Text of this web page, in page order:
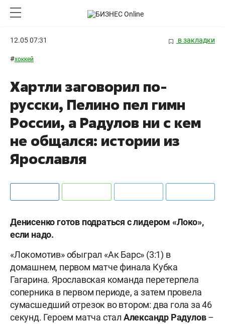
12.05 07:31 в закладки
#хоккей
Хартли заговорил по-
русски, Пелино пел гимн
России, а Радулов ни с кем
не общался: истории из
Ярославля
Денисенко готов подраться с лидером «Локо»,
если надо.
«Локомотив» обыграл «Ак Барс» (3:1) в
домашнем, первом матче финала Кубка
Гагарина. Ярославская команда перетерпела
соперника в первом периоде, а затем провела
сумасшедший отрезок во втором: два гола за 46
секунд. Героем матча стал Александр Радулов–